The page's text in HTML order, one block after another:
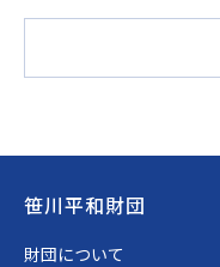
Footer
笹川平和財団
財団について